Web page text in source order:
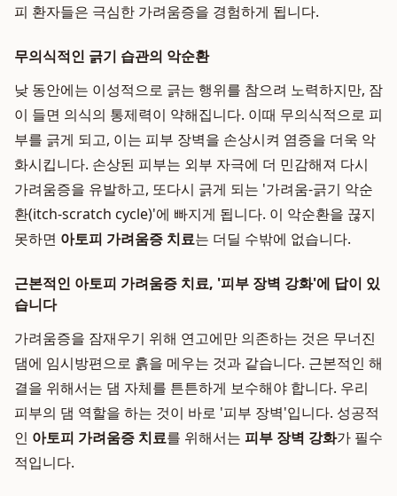
피 환자들은 극심한 가려움증을 경험하게 됩니다.
무의식적인 긁기 습관의 악순환
낮 동안에는 이성적으로 긁는 행위를 참으려 노력하지만, 잠
이 들면 의식의 통제력이 약해집니다. 이때 무의식적으로 피
부를 긁게 되고, 이는 피부 장벽을 손상시켜 염증을 더욱 악
화시킵니다. 손상된 피부는 외부 자극에 더 민감해져 다시
가려움증을 유발하고, 또다시 긁게 되는 '가려움-긁기 악순
환(itch-scratch cycle)'에 빠지게 됩니다. 이 악순환을 끊지
못하면 아토피 가려움증 치료는 더딜 수밖에 없습니다.
근본적인 아토피 가려움증 치료, '피부 장벽 강화'에 답이 있
습니다
가려움증을 잠재우기 위해 연고에만 의존하는 것은 무너진
댐에 임시방편으로 흙을 메우는 것과 같습니다. 근본적인 해
결을 위해서는 댐 자체를 튼튼하게 보수해야 합니다. 우리
피부의 댐 역할을 하는 것이 바로 '피부 장벽'입니다. 성공적
인 아토피 가려움증 치료를 위해서는 피부 장벽 강화가 필수
적입니다.